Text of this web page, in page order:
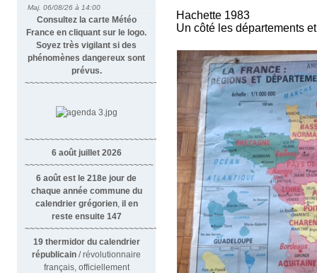
Consultez la carte Météo
France en cliquant sur le logo.
Soyez très vigilant si des
phénomènes dangereux sont
prévus.
~~~~~~~~~~~~~~~~~~~~~~~~~~~~
~~~~~~~~~~~~~~~~~~~~~~~~~~~~~~
6 août juillet 2026
~~~~~~~~~~~~~~~~~~~~~~~~~~
6 août est le 218e jour de
chaque année commune du
calendrier grégorien il en
reste ensuite 147
~~~~~~~~~~~~~~~~~~~~~~~~~~~~~~~~
19 thermidor du calendrier
républicain / révolutionnaire
français, officiellement
Hachette 1983
Un côté les départements